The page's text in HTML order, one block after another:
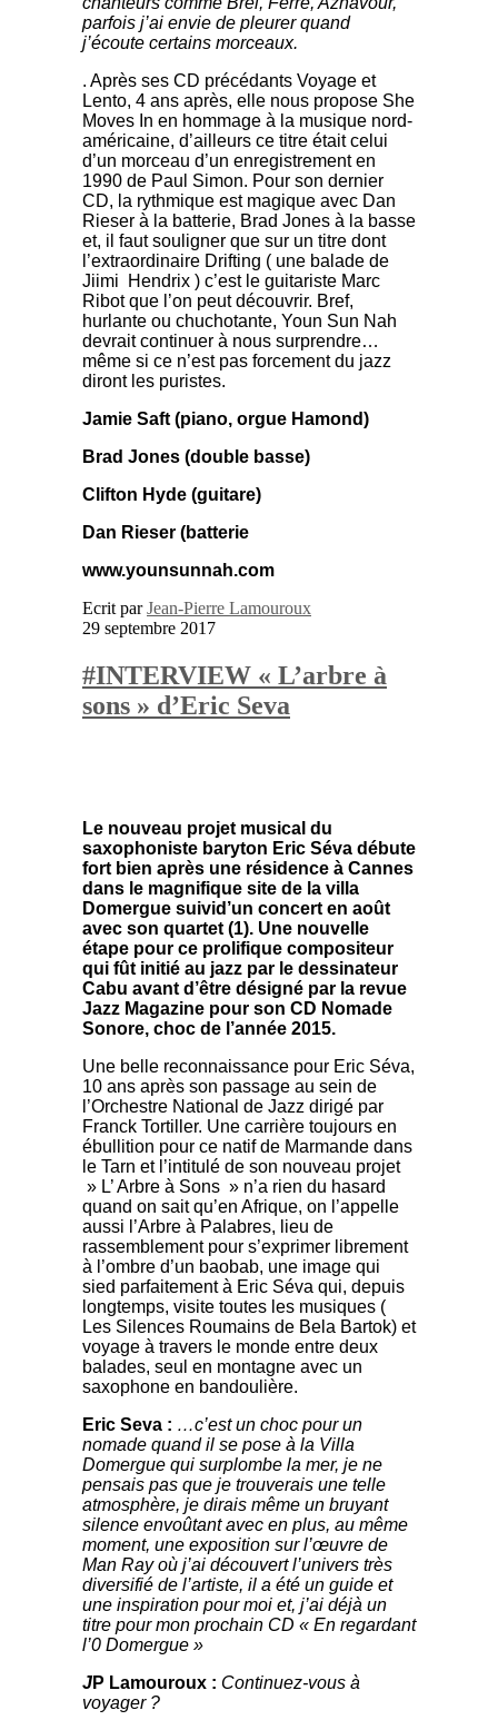
parfois j’ai envie de pleurer quand
j’écoute certains morceaux.
. Après ses CD précédants Voyage et
Lento, 4 ans après, elle nous propose She
Moves In en hommage à la musique nord-
américaine, d’ailleurs ce titre était celui
d’un morceau d’un enregistrement en
1990 de Paul Simon. Pour son dernier
CD, la rythmique est magique avec Dan
Rieser à la batterie, Brad Jones à la basse
et, il faut souligner que sur un titre dont
l’extraordinaire Drifting ( une balade de
Jiimi Hendrix ) c’est le guitariste Marc
Ribot que l’on peut découvrir. Bref,
hurlante ou chuchotante, Youn Sun Nah
devrait continuer à nous surprendre…
même si ce n’est pas forcement du jazz
diront les puristes.
Jamie Saft (piano, orgue Hamond)
Brad Jones (double basse)
Clifton Hyde (guitare)
Dan Rieser (batterie
www.younsunnah.com
Ecrit parJean-Pierre Lamouroux
29 septembre 2017
#INTERVIEW « L’arbre à
sons » d’Eric Seva
Le nouveau projet musical du
saxophoniste baryton Eric Séva débute
fort bien après une résidence à Cannes
dans le magnifique site de la villa
Domergue suivid’un concert en août
avec son quartet (1). Une nouvelle
étape pour ce prolifique compositeur
qui fût initié au jazz par le dessinateur
Cabu avant d’être désigné par la revue
Jazz Magazine pour son CD Nomade
Sonore, choc de l’année 2015.
Une belle reconnaissance pour Eric Séva,
10 ans après son passage au sein de
l’Orchestre National de Jazz dirigé par
Franck Tortiller. Une carrière toujours en
ébullition pour ce natif de Marmande dans
le Tarn et l’intitulé de son nouveau projet
» L’ Arbre à Sons » n’a rien du hasard
quand on sait qu’en Afrique, on l’appelle
aussi l’Arbre à Palabres, lieu de
rassemblement pour s’exprimer librement
à l’ombre d’un baobab, une image qui
sied parfaitement à Eric Séva qui, depuis
longtemps, visite toutes les musiques (
Les Silences Roumains de Bela Bartok) et
voyage à travers le monde entre deux
balades, seul en montagne avec un
saxophone en bandoulière.
Eric Seva : …c’est un choc pour un
nomade quand il se pose à la Villa
Domergue qui surplombe la mer, je ne
pensais pas que je trouverais une telle
atmosphère, je dirais même un bruyant
silence envoûtant avec en plus, au même
moment, une exposition sur l’œuvre de
Man Ray où j’ai découvert l’univers très
diversifié de l’artiste, il a été un guide et
une inspiration pour moi et, j’ai déjà un
titre pour mon prochain CD « En regardant
l’0 Domergue »
JP Lamouroux : Continuez-vous à
voyager ?